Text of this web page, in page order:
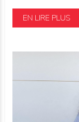
EN LIRE PLUS